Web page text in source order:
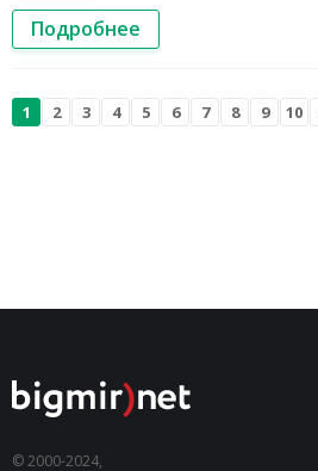
Подробнее
1 2 3 4 5 6 7 8 9 10
© 2000-2024,